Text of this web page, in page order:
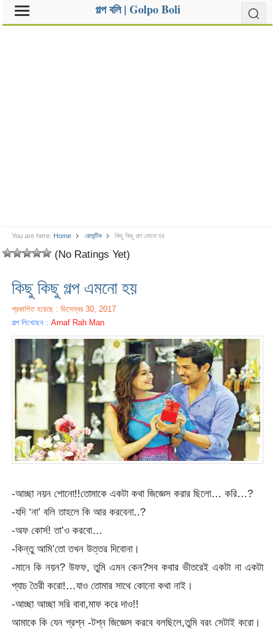
গল্প বলি | Golpo Boli
You are here: Home রোমান্টিক কিছু কিছু গল্প এমনো হয়
(No Ratings Yet)
কিছু কিছু গল্প এমনো হয়
প্রকাশিত হয়েছে : ডিসেম্বর 30, 2017
গল্প লিখেছেন :Arnaf Rah Man
-আচ্ছা নয়ন শোনো!!তোমাকে একটা কথা জিজ্ঞেস করার ছিলো… করি…?
-যদি ‘না’ বলি তাহলে কি আর করবেনা..?
-অফ কোর্স! তা’ও করবো…
-কিন্তু আমি’তো তখন উত্তর দিবোনা।
-মানে কি নয়ন? উফফ, তুমি এমন কেন?সব কথার ভীতরেই একটা না একটা
প্যাচ তৈরী করো!…যাও তোমার সাথে কোনো কথা নাই।
-আচ্ছা আচ্ছা সরি বাবা,মাফ করে দাও!!
আমাকে কি যেন প্রশ্ন -টশ্ন জিজ্ঞেস করবে বলছিলে,তুমি বরং সেটাই করো।